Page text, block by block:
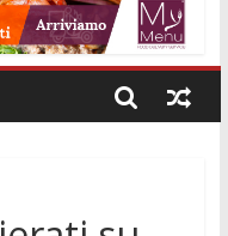
morto, credito sul
fino a settembre